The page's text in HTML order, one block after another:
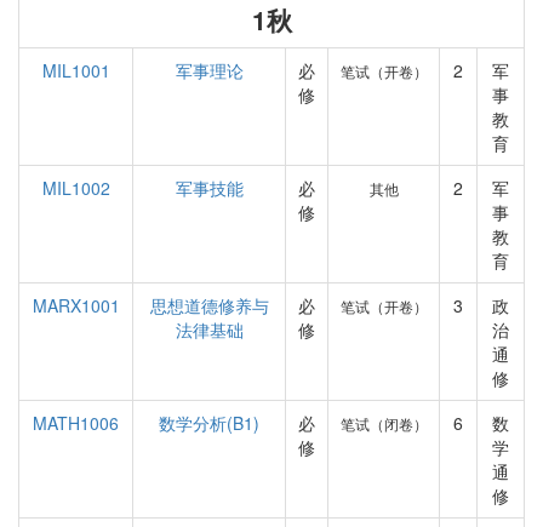
1秋
MIL1001 军事理论
必
修
笔试（开卷） 2
军
事
教
育
MIL1002
军事技能
必
修
其他 2
军
事
教
育
MARX1001
思想道德修养与
法律基础
必
修
笔试（开卷） 3
政
治
通
修
MATH1006
数学分析(B1)
必
修
笔试（闭卷） 6
数
学
通
修